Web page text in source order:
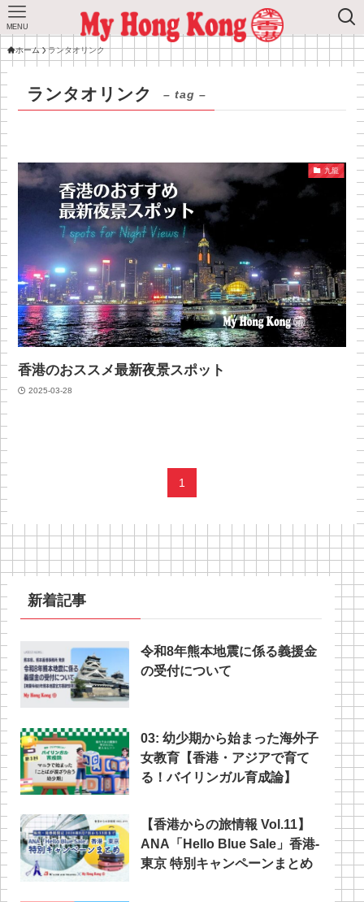
MENU
ホーム ランタオリンク
ランタオリンク – tag –
九龍
香港のおススメ最新夜景スポット
2025-03-28
1
新着記事
令和8年熊本地震に係る義援金
の受付について
03: 幼少期から始まった海外子
女教育【香港・アジアで育て
る！バイリンガル育成論】
【香港からの旅情報 Vol.11】
ANA「Hello Blue Sale」香港‐
東京 特別キャンペーンまとめ